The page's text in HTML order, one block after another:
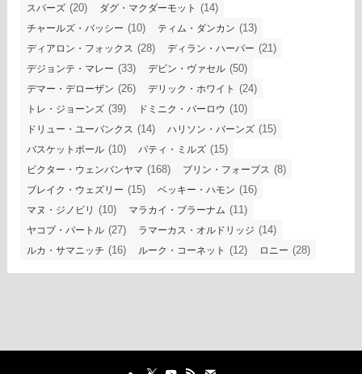
スパーズ (20) ダグ・マクダーモット (14)
チャールズ・バッシー (10) ティム・ダンカン (13)
ディアロン・フォックス (28) ディラン・ハーパー (21)
デジョンテ・マレー (33) デビン・ヴァセル (50)
デマー・デローザン (26) デリック・ホワイト (24)
トレ・ジョーンズ (39) ドミニク・バーロウ (10)
ドリュー・ユーバンクス (14) ハリソン・バーンズ (15)
バスケットボール (10) パティ・ミルズ (15)
ビクター・ウェンバンヤマ (168) ブリン・フォーブス (8)
ブレイク・ウェズリー (15) ベッキー・ハモン (16)
マヌ・ジノビリ (10) マラカイ・ブラーナム (11)
ヤコブ・パートル (27) ラマーカス・オルドリッジ (14)
ルカ・サマニッチ (16) ルーク・コーネット (12) ロニー (28)